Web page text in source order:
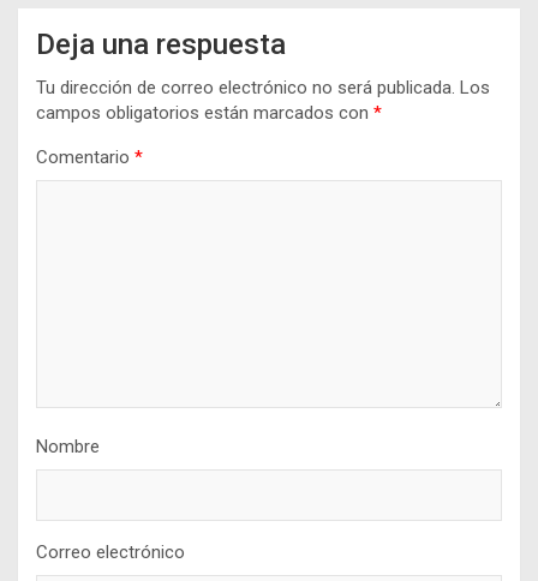
Deja una respuesta
Tu dirección de correo electrónico no será publicada. Los
campos obligatorios están marcados con *
Comentario *
Nombre
Correo electrónico